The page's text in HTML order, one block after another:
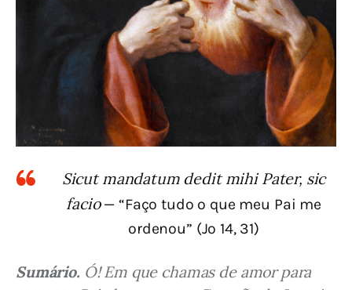
Sicut mandatum dedit mihi Pater, sic
facio— “Faço tudo o que meu Pai me
ordenou” (Jo 14, 31)
Sumário. Ó! Em que chamas de amor para